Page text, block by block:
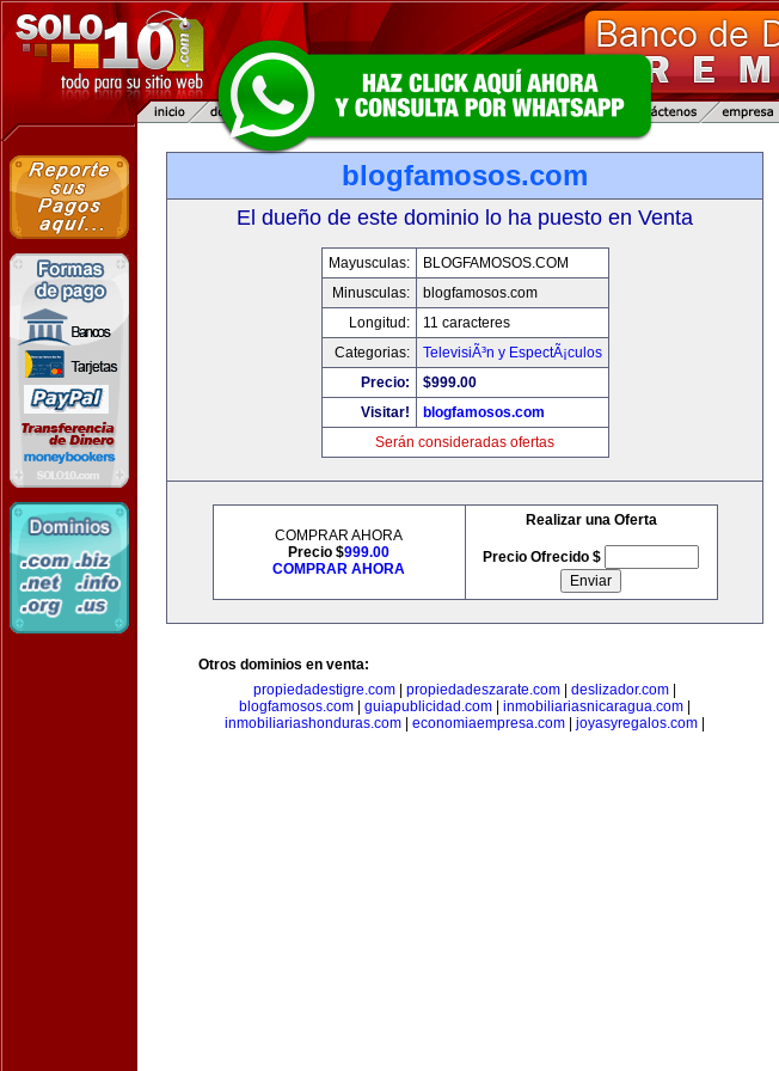
blogfamosos.com
El dueño de este dominio lo ha puesto en Venta
Mayusculas:
BLOGFAMOSOS.COM
Minusculas:
blogfamosos.com
Longitud:
11 caracteres
Categorias:
TelevisiÃ³n y EspectÃ¡culos
Precio:
$999.00
Visitar!
blogfamosos.com
Serán consideradas ofertas
COMPRAR AHORA
Precio $999.00
COMPRAR AHORA
Realizar una Oferta
Precio Ofrecido $
Otros dominios en venta:
propiedadestigre.com
propiedadeszarate.com deslizador.com
blogfamosos.com
guiapublicidad.com inmobiliariasnicaragua.com
inmobiliariashonduras.com
economiaempresa.com joyasyregalos.com